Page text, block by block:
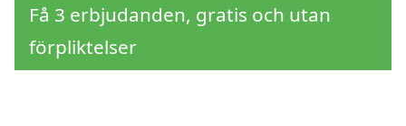
Få 3 erbjudanden, gratis och utan
förpliktelser